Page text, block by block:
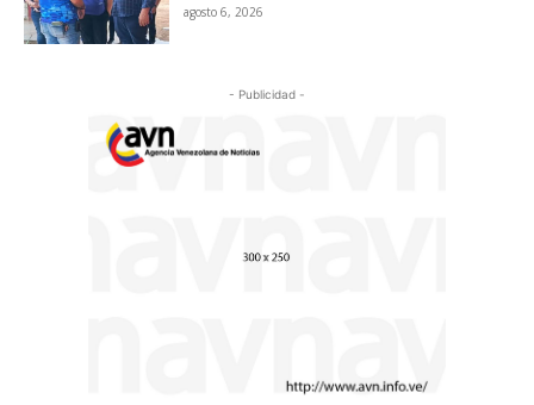
agosto 6, 2026
- Publicidad -